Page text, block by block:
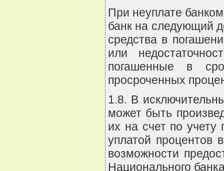
При неуплате
банк на следующий
средства в
или
погашенные в
просроченных
1.8. В
может быть
их на счет по учету
уплатой процентов
возможности
Национального